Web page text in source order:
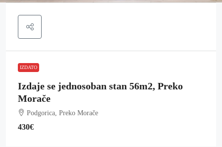
IZDATO
Izdaje se jednosoban stan 56m2, Preko
Morače
Podgorica, Preko Morače
430€